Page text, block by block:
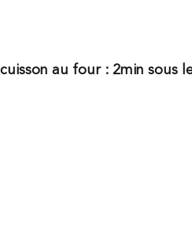
au four : 2min sous le